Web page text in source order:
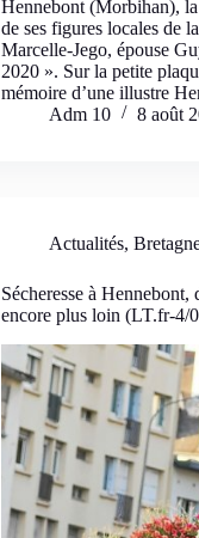
Hennebont (Morbihan),
de ses figures locales de
Marcelle-Jego, épouse
2020 ». Sur la petite
mémoire d’une illustre
Adm 10
8 août
Actualités,
Sécheresse à
encore plus loin (LT.fr-4/